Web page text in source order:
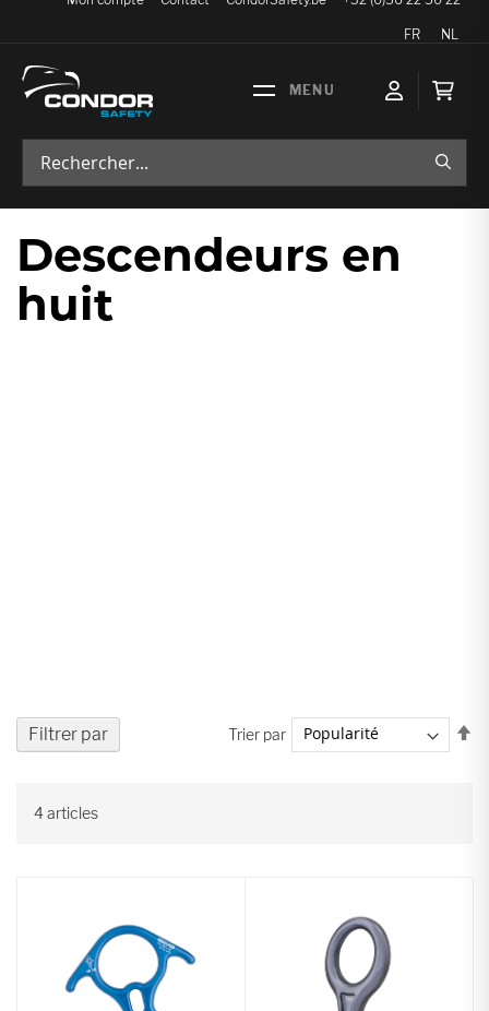
Langue
FR NL
Mon
Descendeurs en
huit
4articles
Trier par
Filtrer par